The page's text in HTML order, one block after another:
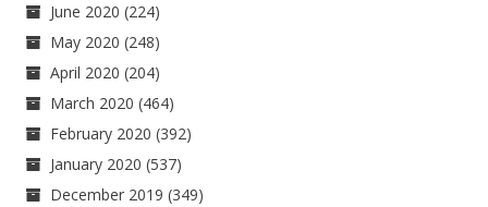
June 2020 (224)
May 2020 (248)
April 2020 (204)
March 2020 (464)
February 2020 (392)
January 2020 (537)
December 2019 (349)